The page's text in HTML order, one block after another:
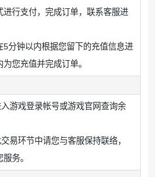
行支付，完成订单，联系客服进
分钟以内根据您留下的充值信息进
您充值并完成订单。
游戏登录帐号或游戏官网查询余
易环节中请您与客服保持联络，
务。